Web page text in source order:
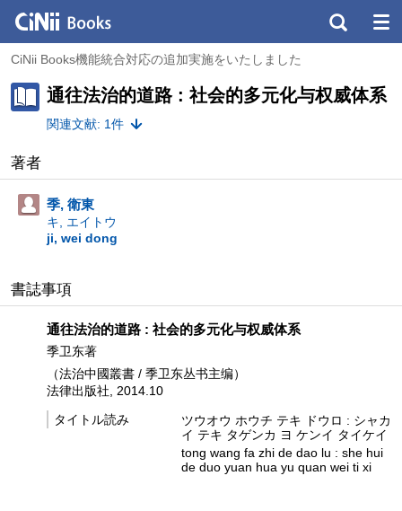
CiNii Books機能統合対応の追加実施をいたしました
通往法治的道路 : 社会的多元化与权威体系
関連文献: 1件
著者
季, 衛東
キ, エイトウ
ji, wei dong
書誌事項
通往法治的道路 : 社会的多元化与权威体系
季卫东著
（法治中國叢書 / 季卫东丛书主编）
法律出版社, 2014.10
タイトル読み
ツウオウ ホウチ テキ ドウロ : シャカ
イ テキ タゲンカ ヨ ケンイ タイケイ
tong wang fa zhi de dao lu : she hui
de duo yuan hua yu quan wei ti xi